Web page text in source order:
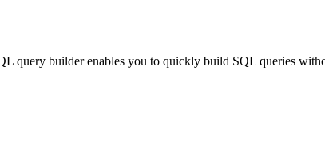
builder enables you to quickly build SQL queries